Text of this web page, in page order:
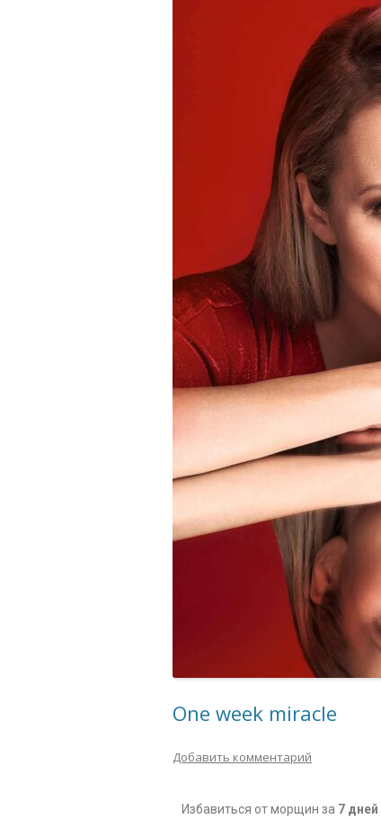
One week miracle
Добавить комментарий
Избавиться от морщин за 7 дней